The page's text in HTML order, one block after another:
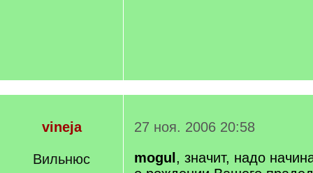
vineja
Вильнюс
27 ноя. 2006 20:58
mogul , значит, надо